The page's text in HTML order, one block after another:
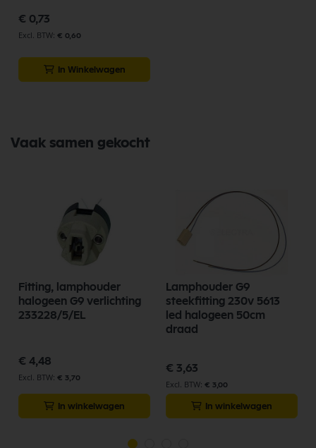
€ 0,73
€ 0,60
In Winkelwagen
Vaak samen gekocht
Fitting, lamphouder
halogeen G9 verlichting
233228/5/EL
€ 4,48
€ 3,70
In winkelwagen
Lamphouder G9
steekfitting 230v 5613
led halogeen 50cm
draad
€ 3,63
€ 3,00
In winkelwagen